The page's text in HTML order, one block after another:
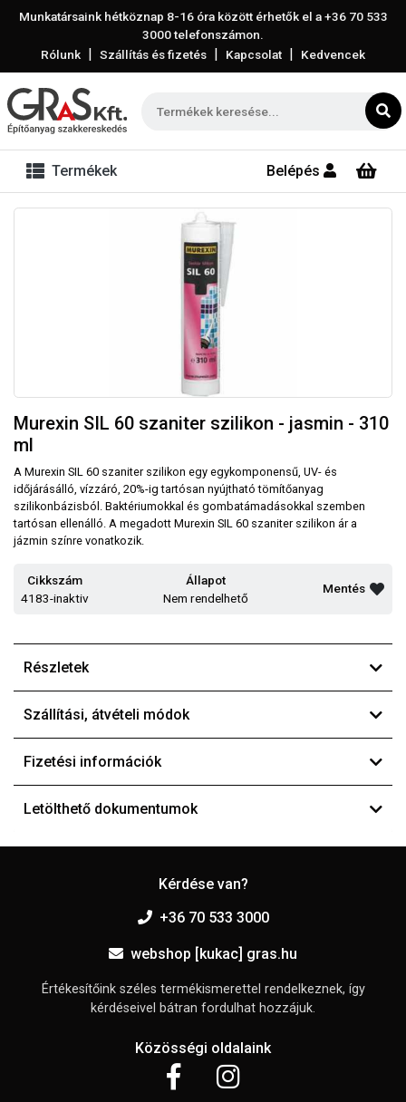
Munkatársaink hétköznap 8-16 óra között érhetők el a+36 70 533
3000telefonszámon.
Rólunk | Szállítás és fizetés | Kapcsolat | Kedvencek
Termékek Belépés
Murexin SIL 60 szaniter szilikon - jasmin - 310
ml
A Murexin SIL 60 szaniter szilikon egy egykomponensű, UV- és
időjárásálló, vízzáró, 20%-ig tartósan nyújtható tömítőanyag
szilikonbázisból. Baktériumokkal és gombatámadásokkal szemben
tartósan ellenálló. A megadott Murexin SIL 60 szaniter szilikon ár a
jázmin színre vonatkozik.
Cikkszám
4183-inaktiv
Állapot
Nem rendelhető
Mentés
Részletek
Szállítási, átvételi módok
Fizetési információk
Letölthető dokumentumok
Kérdése van?
+36 70 533 3000
webshop [kukac] gras.hu
Értékesítőink széles termékismerettel rendelkeznek, így
kérdéseivel bátran fordulhat hozzájuk.
Közösségi oldalaink